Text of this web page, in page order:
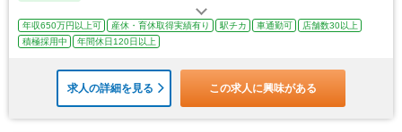
年収650万円以上可 産休・育休取得実績有り 駅チカ 車通勤可
店舗数30以上
積極採用中
年間休日120日以上
求人の詳細を見る この求人に興味がある